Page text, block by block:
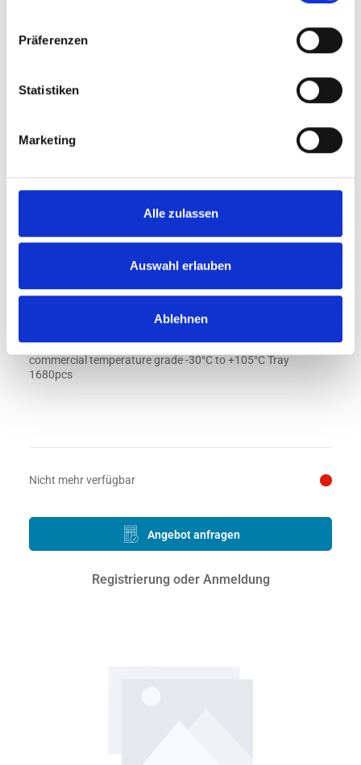
Präferenzen
Statistiken
Marketing
Alle zulassen
Auswahl erlauben
Ablehnen
IC SDRAM mobile LPDDR3-1866 8Gbit 128Mx16
commercial temperature grade -30°C to +105°C Tray
1680pcs
Preis auf Anfrage
Nicht mehr verfügbar
Angebot anfragen
Registrierung oder Anmeldung